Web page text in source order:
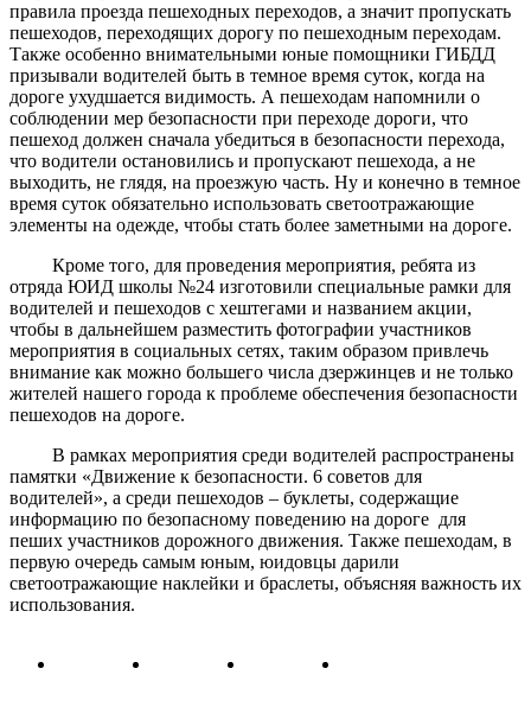
правила проезда пешеходных переходов, а значит пропускать
пешеходов, переходящих дорогу по пешеходным переходам.
Также особенно внимательными юные помощники ГИБДД
призывали водителей быть в темное время суток, когда на
дороге ухудшается видимость. А пешеходам напомнили о
соблюдении мер безопасности при переходе дороги, что
пешеход должен сначала убедиться в безопасности перехода,
что водители остановились и пропускают пешехода, а не
выходить, не глядя, на проезжую часть. Ну и конечно в темное
время суток обязательно использовать светоотражающие
элементы на одежде, чтобы стать более заметными на дороге.
Кроме того, для проведения мероприятия, ребята из
отряда ЮИД школы №24 изготовили специальные рамки для
водителей и пешеходов с хештегами и названием акции,
чтобы в дальнейшем разместить фотографии участников
мероприятия в социальных сетях, таким образом привлечь
внимание как можно большего числа дзержинцев и не только
жителей нашего города к проблеме обеспечения безопасности
пешеходов на дороге.
В рамках мероприятия среди водителей распространены
памятки «Движение к безопасности. 6 советов для
водителей», а среди пешеходов – буклеты, содержащие
информацию по безопасному поведению на дороге для
пеших участников дорожного движения. Также пешеходам, в
первую очередь самым юным, юидовцы дарили
светоотражающие наклейки и браслеты, объясняя важность их
использования.